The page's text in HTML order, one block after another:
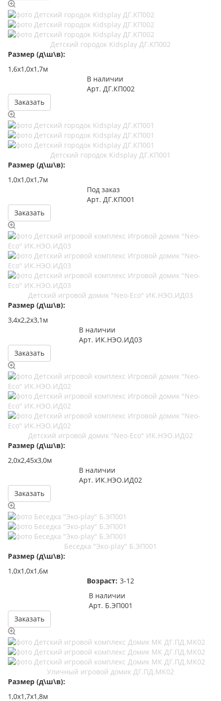
Детский городок Kidsplay ДГ.КП002
Размер (д\ш\в):
1,6х1,0х1,7м
В наличии
Арт. ДГ.КП002
Заказать
Детский городок Kidsplay ДГ.КП001
Размер (д\ш\в):
1,0х1,0х1,7м
Под заказ
Арт. ДГ.КП001
Заказать
Детский игровой домик "Neo-Eco" ИК.НЭО.ИД03
Размер (д\ш\в):
3,4х2,2х3,1м
В наличии
Арт. ИК.НЭО.ИД03
Заказать
Детский игровой домик "Neo-Eco" ИК.НЭО.ИД02
Размер (д\ш\в):
2,0х2,45х3,0м
В наличии
Арт. ИК.НЭО.ИД02
Заказать
Беседка "Эко-play" Б.ЭП001
Размер (д\ш\в):
1,0х1,0х1,6м
Возраст: 3-12
В наличии
Арт. Б.ЭП001
Заказать
Уличный игровой домик ДГ.ПД.МК02
Размер (д\ш\в):
1,0х1,7х1,8м